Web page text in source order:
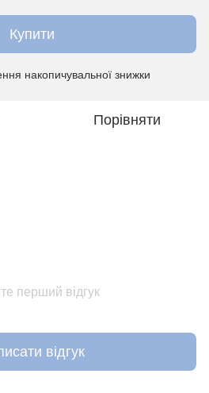
Купити
накопичувальної знижки
Порівняти
перший відгук
відгук